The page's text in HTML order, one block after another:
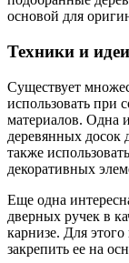
основой для
Техники и идеи
Существует
использовать при
материалов. Одна
деревянных
также
декоративных
Еще одна
дверных ручек в
карнизе. Для этого
закрепить ее на